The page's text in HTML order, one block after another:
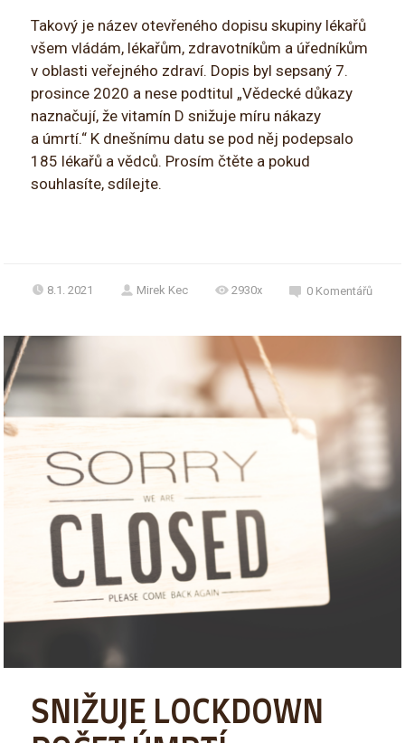
Takový je název otevřeného dopisu skupiny lékařů
všem vládám, lékařům, zdravotníkům a úředníkům
v oblasti veřejného zdraví. Dopis byl sepsaný 7.
prosince 2020 a nese podtitul „Vědecké důkazy
naznačují, že vitamín D snižuje míru nákazy
a úmrtí.“ K dnešnímu datu se pod něj podepsalo
185 lékařů a vědců. Prosím čtěte a pokud
souhlasíte, sdílejte.
8.1. 2021 Mirek Kec 2930x 0 Komentářů
SNIŽUJE LOCKDOWN